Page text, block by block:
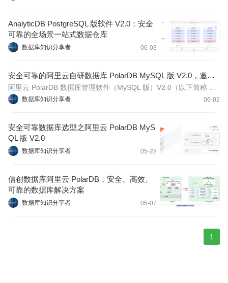
AnalyticDB PostgreSQL 版软件 V2.0：安全
可靠的全场景一站式数据仓库
数据库知识分享者 06-03
安全可靠的阿里云自研数据库 PolarDB MySQL 版 V2.0，邀您
免费体验！
数据库知识分享者 06-02
阿里云 PolarDB 数据库管理软件（MySQL 版）V2.0（以下简称 Pol
arDB MySQL 版 V2.0）是阿里云完全自主研发的云原生数据库产
安全可靠数据库选型之阿里云 PolarDB MyS
QL 版 V2.0
数据库知识分享者 05-28
信创数据库阿里云 PolarDB，安全、高效、
可靠的数据库解决方案
数据库知识分享者 05-07
1